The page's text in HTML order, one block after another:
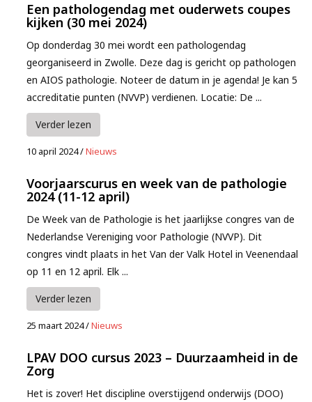
Een pathologendag met ouderwets coupes
kijken (30 mei 2024)
Op donderdag 30 mei wordt een pathologendag
georganiseerd in Zwolle. Deze dag is gericht op pathologen
en AIOS pathologie. Noteer de datum in je agenda! Je kan 5
accreditatie punten (NVVP) verdienen. Locatie: De ...
Verder lezen
10 april 2024/Nieuws
Voorjaarscurus en week van de pathologie
2024 (11-12 april)
De Week van de Pathologie is het jaarlijkse congres van de
Nederlandse Vereniging voor Pathologie (NVVP). Dit
congres vindt plaats in het Van der Valk Hotel in Veenendaal
op 11 en 12 april. Elk ...
Verder lezen
25 maart 2024/Nieuws
LPAV DOO cursus 2023 – Duurzaamheid in de
Zorg
Het is zover! Het discipline overstijgend onderwijs (DOO)